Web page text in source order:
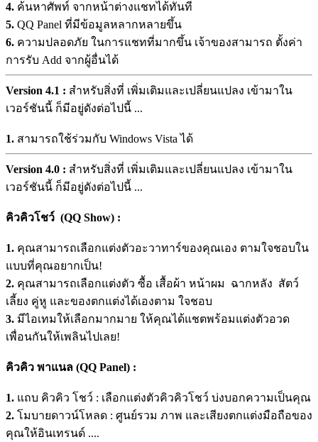
4. ค้นหาศัพท์ จากหน้าต่างแชทได้ทันที
5. QQ Panel ที่มีข้อมูลหลากหลายขึ้น
6. ความปลอดภัย ในการแชทที่มากขึ้น เจ้าของสามารถ ตั้งค่า
การรับ Add จากผู้อื่นได้
Version 4.1 : สำหรับสิ่งที่ เพิ่มเติมและเปลี่ยนแปลง เข้ามาใน
เวอร์ชันนี้ ก็มีอยู่ดังต่อไปนี้ ...
1. สามารถใช้ร่วมกับ Windows Vista ได้
Version 4.0 : สำหรับสิ่งที่ เพิ่มเติมและเปลี่ยนแปลง เข้ามาใน
เวอร์ชันนี้ ก็มีอยู่ดังต่อไปนี้ ...
คิวคิวโชว์ (QQ Show) :
1. คุณสามารถเลือกแต่งตัวอะวาทาร์ของคุณเอง ตามใจชอบใน
แบบที่คุณอยากเป็น!
2. คุณสามารถเลือกแต่งตัว ซื้อ เสื้อผ้า หน้าผม ฉากหลัง สัตว์
เลี้ยง คู่หู และของตกแต่งได้เองตาม ใจชอบ
3. มีไอเทมให้เลือกมากมาย ให้คุณได้แชตพร้อมแต่งตัวอวด
เพื่อนกันให้เพลินไปเลย!
คิวคิว พาแนล (QQ Panel) :
1. แถบ คิวคิว โชว์ : เลือกแต่งตัวคิวคิวโชว์ บ่งบอกความเป็นคุณ
2. โมบายดาวน์โหลด : ศูนย์รวม ภาพ และเสียงตกแต่งมือถือของ
คุณให้อินเทรนด์ ....